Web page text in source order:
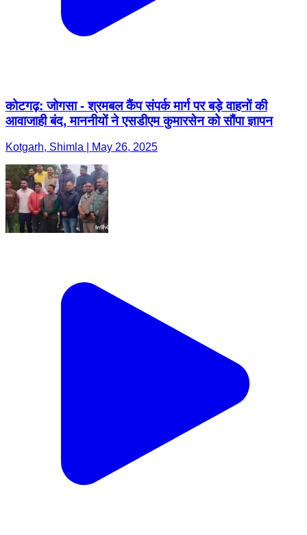
कोटगढ़: जोगसा - श्रमबल कैंप संपर्क मार्ग पर बड़े वाहनों की
आवाजाही बंद, माननीयों ने एसडीएम कुमारसेन को सौंपा ज्ञापन
Kotgarh, Shimla | May 26, 2025